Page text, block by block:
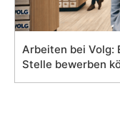
Arbeiten bei Volg:
Stelle bewerben